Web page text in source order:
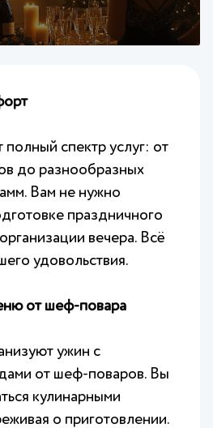
спектр услуг: от
до разнообразных
Вам не нужно
праздничного
вечера. Всё
удовольствия.
от шеф-повара
ужин с
от шеф-поваров. Вы
кулинарными
о приготовлении.